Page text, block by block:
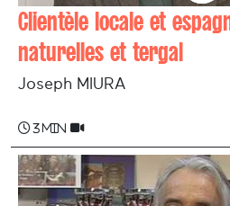
Clientèle locale et
naturelles et tergal
Joseph MIURA
3 min